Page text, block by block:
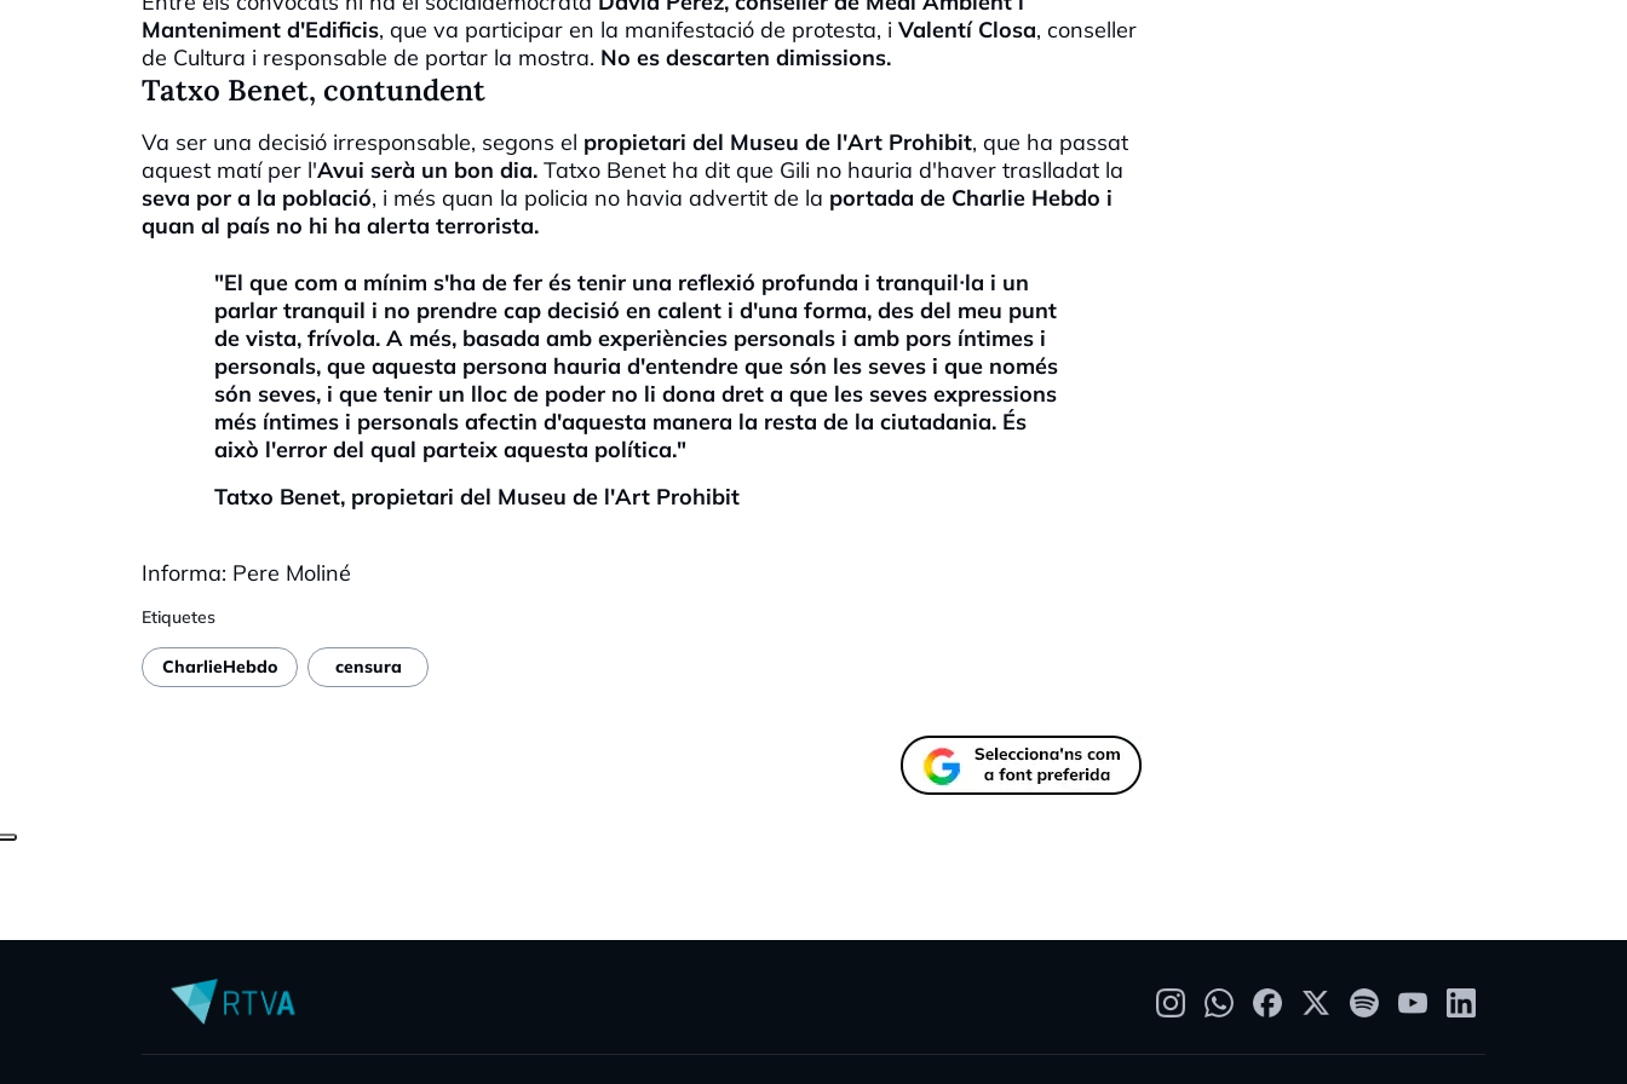
Manteniment d'Edificis, que va participar en la manifestació de protesta, i Valentí Closa, conseller
de Cultura i responsable de portar la mostra. No es descarten dimissions.
Tatxo Benet, contundent
Va ser una decisió irresponsable, segons el propietari del Museu de l'Art Prohibit, que ha passat
aquest matí per l'Avui serà un bon dia. Tatxo Benet ha dit que Gili no hauria d'haver traslladat la
seva por a la població, i més quan la policia no havia advertit de la portada de Charlie Hebdo i
quan al país no hi ha alerta terrorista.
"El que com a mínim s'ha de fer és tenir una reflexió profunda i tranquil·la i un
parlar tranquil i no prendre cap decisió en calent i d'una forma, des del meu punt
de vista, frívola. A més, basada amb experiències personals i amb pors íntimes i
personals, que aquesta persona hauria d'entendre que són les seves i que només
són seves, i que tenir un lloc de poder no li dona dret a que les seves expressions
més íntimes i personals afectin d'aquesta manera la resta de la ciutadania. És
això l'error del qual parteix aquesta política."
Tatxo Benet, propietari del Museu de l'Art Prohibit
Informa: Pere Moliné
Etiquetes
CharlieHebdo censura